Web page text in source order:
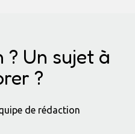
? Un sujet à
?
de rédaction